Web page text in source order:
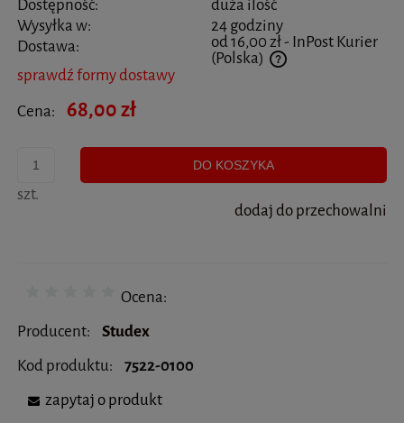
Dostępność:
duża ilość
Wysyłka w:
24 godziny
Dostawa:
od 16,00 zł- InPost Kurier
(Polska)
Cena nie zawiera ewentualnych kosztów płatności
sprawdź formy dostawy
Cena:
68,00 zł
szt.
DO KOSZYKA
dodaj do przechowalni
Ocena:
Producent:
Studex
Kod produktu:
7522-0100
zapytaj o produkt